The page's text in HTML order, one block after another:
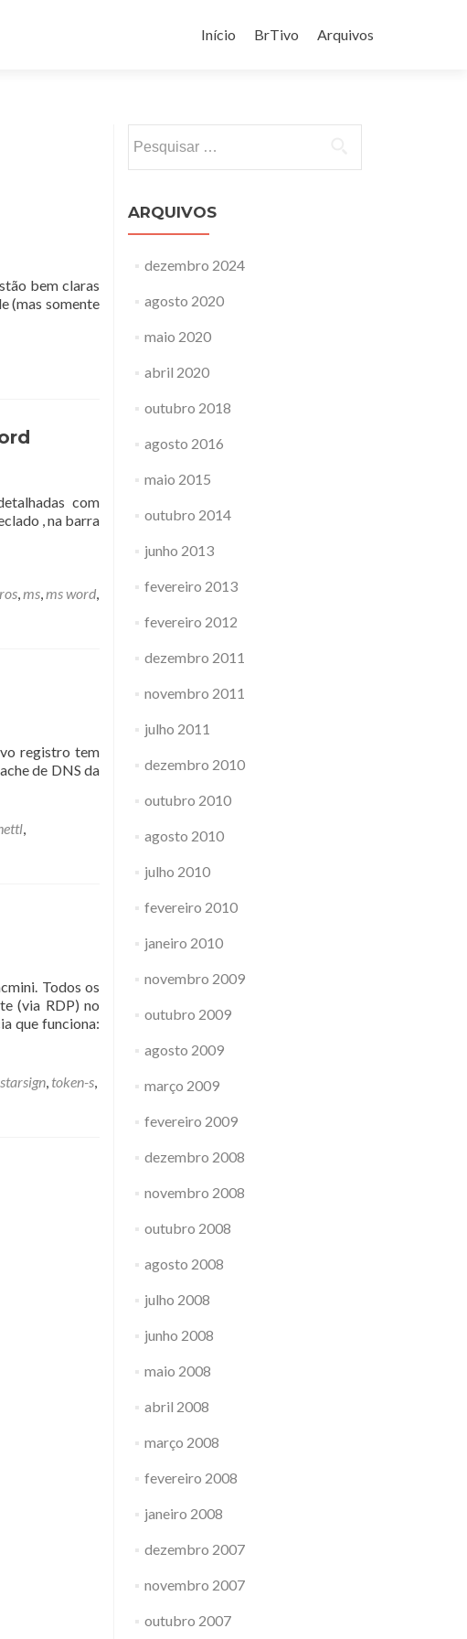
para
Início BrTivo Arquivos
bem claras
(mas somente
com
, na barra
,ms,ms word,
registro tem
de DNS da
,
Todos os
(via RDP) no
que funciona:
starsign, token-s,
por:
ARQUIVOS
dezembro 2024
agosto 2020
maio 2020
abril 2020
outubro 2018
agosto 2016
maio 2015
outubro 2014
junho 2013
fevereiro 2013
fevereiro 2012
dezembro 2011
novembro 2011
julho 2011
dezembro 2010
outubro 2010
agosto 2010
julho 2010
fevereiro 2010
janeiro 2010
novembro 2009
outubro 2009
agosto 2009
março 2009
fevereiro 2009
dezembro 2008
novembro 2008
outubro 2008
agosto 2008
julho 2008
junho 2008
maio 2008
abril 2008
março 2008
fevereiro 2008
janeiro 2008
dezembro 2007
novembro 2007
outubro 2007